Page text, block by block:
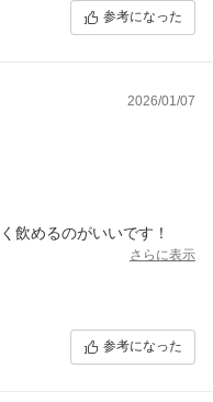
参考になった
2026/01/07
飲めるのがいいです！
さらに表示
参考になった